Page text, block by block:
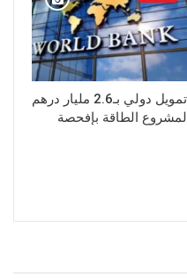
تمويل دولي بـ2.6 مليار درهم
لمشروع الطاقة بإفحصة